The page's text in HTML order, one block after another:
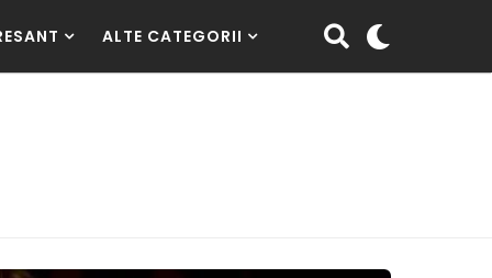
ALTE CATEGORII